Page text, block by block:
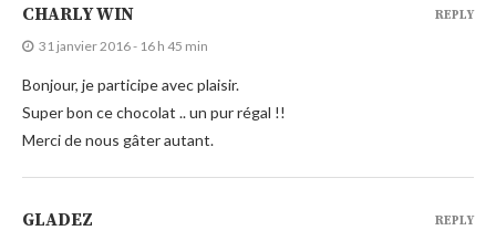
CHARLY WIN
31 janvier 2016 - 16 h 45 min
Bonjour, je participe avec plaisir.
Super bon ce chocolat .. un pur régal !!
Merci de nous gâter autant.
REPLY
GLADEZ REPLY